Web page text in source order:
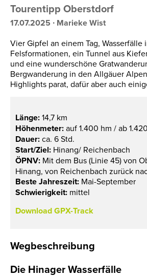
Tourentipp Oberstdorf
17.07.2025 ∙ Marieke Wist
Vier Gipfel an einem Tag, Wasserfälle
Felsformationen, ein Tunnel aus
und eine wunderschöne
Bergwanderung in den Allgäuer
Highlights parat, dafür aber auch
Länge:14,7 km
Höhenmeter:auf 1.400 hm / ab
Dauer:ca. 6 Std.
Start/Ziel: Hinang/ Reichenbach
ÖPNV: Mit dem Bus (Linie 45) von
Hinang, von Reichenbach zurück
Beste Jahreszeit: Mai-September
Schwierigkeit: mittel
Download GPX-Track
Wegbeschreibung
Die Hinager Wasserfälle